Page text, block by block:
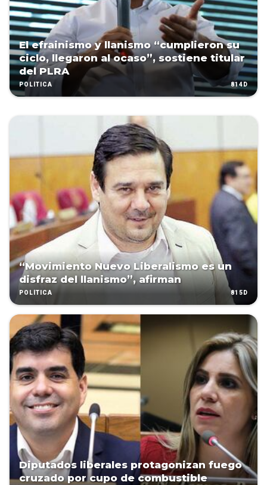
El efrainismo y llanismo “cumplieron su
ciclo, llegaron al ocaso”, sostiene titular
del PLRA
POLÍTICA 814D
“Movimiento Nuevo Liberalismo es un
disfraz del llanismo”, afirman
POLÍTICA 815D
Diputados liberales protagonizan fuego
cruzado por cupo de combustible